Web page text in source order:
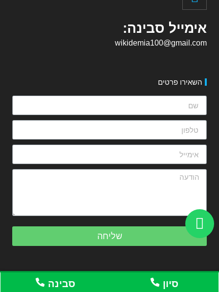
סיון סבינה
אימייל סבינה:
wikidemia100@gmail.com
השאירו פרטים
שליחה
© כל הזכויות שמורות לויקידמיה